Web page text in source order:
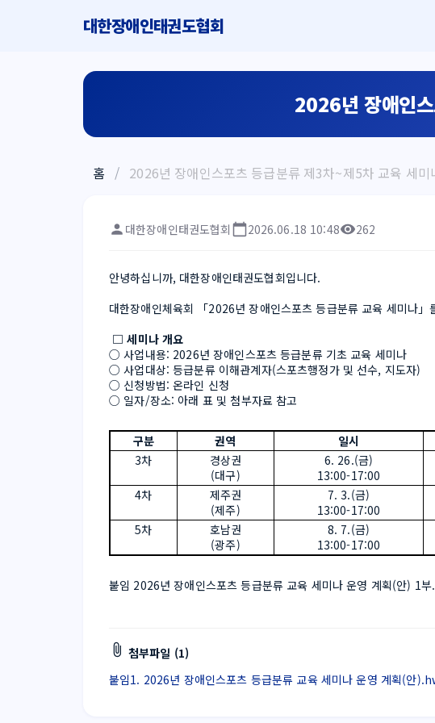
대한장애인태권도협회
2026년 장애인
홈 / 2026년 장애인스포츠 등급분류 제3차~제5차 교육 세미
대한장애인태권도협회 2026.06.18 10:48 262
안녕하십니까, 대한장애인태권도협회입니다.
대한장애인체육회 「2026년 장애인스포츠 등급분류 교육 세미나
□ 세미나 개요
○ 사업내용: 2026년 장애인스포츠 등급분류 기초 교육 세미나
○ 사업대상: 등급분류 이해관계자(스포츠행정가 및 선수, 지도자)
○ 신청방법: 온라인 신청
○ 일자/장소: 아래 표 및 첨부자료 참고
구분 권역 일시
3차
경상권
(대구)
6. 26.(금)
13:00-17:00
4차
제주권
(제주)
7. 3.(금)
13:00-17:00
5차
호남권
(광주)
8. 7.(금)
13:00-17:00
붙임 2026년 장애인스포츠 등급분류 교육 세미나 운영 계획(안) 1부
첨부파일 (1)
붙임1. 2026년 장애인스포츠 등급분류 교육 세미나 운영 계획(안